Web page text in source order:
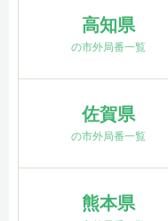
高知県
の市外局番一覧
佐賀県
の市外局番一覧
熊本県